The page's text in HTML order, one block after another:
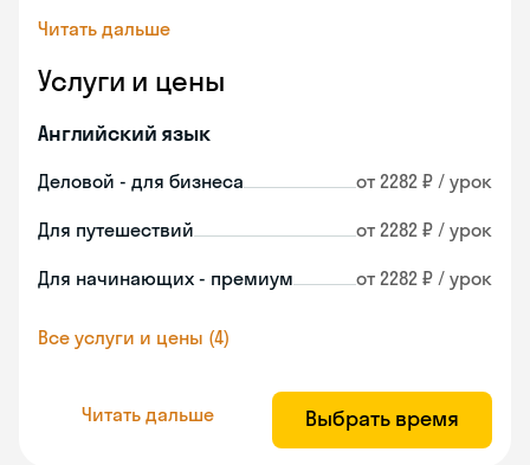
Читать дальше
Услуги и цены
Английский язык
Деловой - для бизнеса от 2282 ₽ / урок
Для путешествий от 2282 ₽ / урок
Для начинающих - премиум от 2282 ₽ / урок
Все услуги и цены (4)
Читать дальше Выбрать время